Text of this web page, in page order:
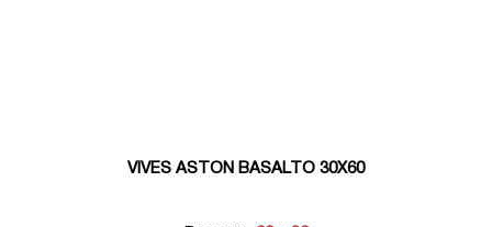
VIVES ASTON BASALTO 30X60